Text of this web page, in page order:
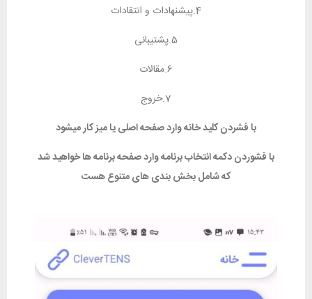
4.پیشنهادات و انتقادات
5.پشتیبانی
6.مقالات
7.خروج
با فشردن کلید خانه وارد صفحه اصلی یا میز کار میشود
با فشوردن دکمه انتخاب برنامه وارد صفحه برنامه ها خواهید شد
که شامل بخش بندی های متنوع هست